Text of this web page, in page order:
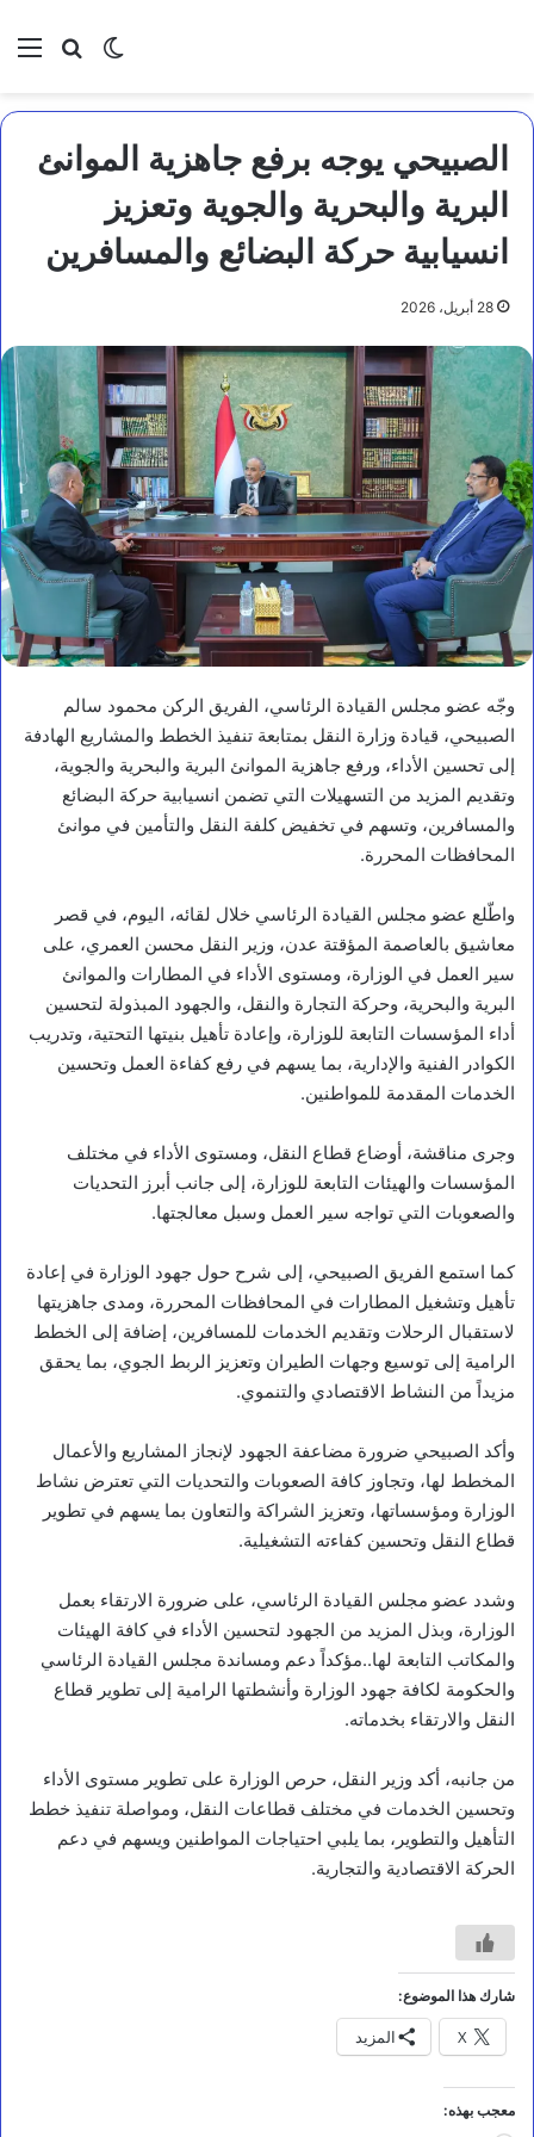
بحثالوضع
الصبيحي يوجه برفع جاهزية الموانئ
البرية والبحرية والجوية وتعزيز
انسيابية حركة البضائع والمسافرين
28 أبريل، 2026
وجّه عضو مجلس القيادة الرئاسي، الفريق الركن محمود سالم
الصبيحي، قيادة وزارة النقل بمتابعة تنفيذ الخطط والمشاريع الهادفة
إلى تحسين الأداء، ورفع جاهزية الموانئ البرية والبحرية والجوية،
وتقديم المزيد من التسهيلات التي تضمن انسيابية حركة البضائع
والمسافرين، وتسهم في تخفيض كلفة النقل والتأمين في موانئ
المحافظات المحررة.
واطّلع عضو مجلس القيادة الرئاسي خلال لقائه، اليوم، في قصر
معاشيق بالعاصمة المؤقتة عدن، وزير النقل محسن العمري، على
سير العمل في الوزارة، ومستوى الأداء في المطارات والموانئ
البرية والبحرية، وحركة التجارة والنقل، والجهود المبذولة لتحسين
أداء المؤسسات التابعة للوزارة، وإعادة تأهيل بنيتها التحتية، وتدريب
الكوادر الفنية والإدارية، بما يسهم في رفع كفاءة العمل وتحسين
الخدمات المقدمة للمواطنين.
وجرى مناقشة، أوضاع قطاع النقل، ومستوى الأداء في مختلف
المؤسسات والهيئات التابعة للوزارة، إلى جانب أبرز التحديات
والصعوبات التي تواجه سير العمل وسبل معالجتها.
كما استمع الفريق الصبيحي، إلى شرح حول جهود الوزارة في إعادة
تأهيل وتشغيل المطارات في المحافظات المحررة، ومدى جاهزيتها
لاستقبال الرحلات وتقديم الخدمات للمسافرين، إضافة إلى الخطط
الرامية إلى توسيع وجهات الطيران وتعزيز الربط الجوي، بما يحقق
مزيداً من النشاط الاقتصادي والتنموي.
وأكد الصبيحي ضرورة مضاعفة الجهود لإنجاز المشاريع والأعمال
المخطط لها، وتجاوز كافة الصعوبات والتحديات التي تعترض نشاط
الوزارة ومؤسساتها، وتعزيز الشراكة والتعاون بما يسهم في تطوير
قطاع النقل وتحسين كفاءته التشغيلية.
وشدد عضو مجلس القيادة الرئاسي، على ضرورة الارتقاء بعمل
الوزارة، وبذل المزيد من الجهود لتحسين الأداء في كافة الهيئات
والمكاتب التابعة لها..مؤكداً دعم ومساندة مجلس القيادة الرئاسي
والحكومة لكافة جهود الوزارة وأنشطتها الرامية إلى تطوير قطاع
النقل والارتقاء بخدماته.
من جانبه، أكد وزير النقل، حرص الوزارة على تطوير مستوى الأداء
وتحسين الخدمات في مختلف قطاعات النقل، ومواصلة تنفيذ خطط
التأهيل والتطوير، بما يلبي احتياجات المواطنين ويسهم في دعم
الحركة الاقتصادية والتجارية.
شارك هذا الموضوع:
X المزيد
معجب بهذه:
أخبار محلية
ا
ف
ق
ي
ت
ف
ق
د
ش
ر
ي
ع
ا
ل
ح
م